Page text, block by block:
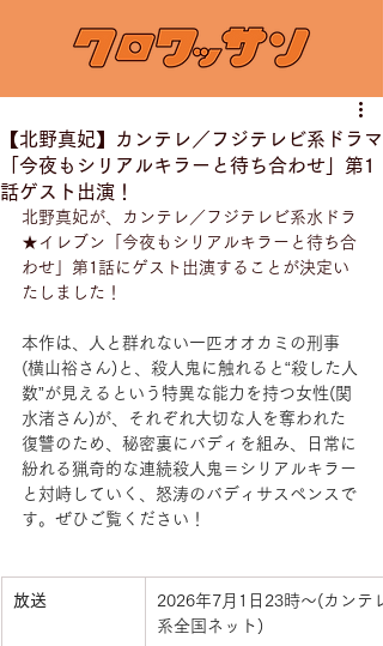
【北野真妃】カンテレ／フジテレビ系ドラマ
「今夜もシリアルキラーと待ち合わせ」第1
話ゲスト出演！
北野真妃が、カンテレ／フジテレビ系水ドラ
★イレブン「今夜もシリアルキラーと待ち合
わせ」第1話にゲスト出演することが決定い
たしました！
本作は、人と群れない一匹オオカミの刑事
(横山裕さん)と、殺人鬼に触れると“殺した人
数”が見えるという特異な能力を持つ女性(関
水渚さん)が、それぞれ大切な人を奪われた
復讐のため、秘密裏にバディを組み、日常に
紛れる猟奇的な連続殺人鬼＝シリアルキラー
と対峙していく、怒涛のバディサスペンスで
す。ぜひご覧ください！
放送
2026年7月1日23時〜(カンテ
系全国ネット)